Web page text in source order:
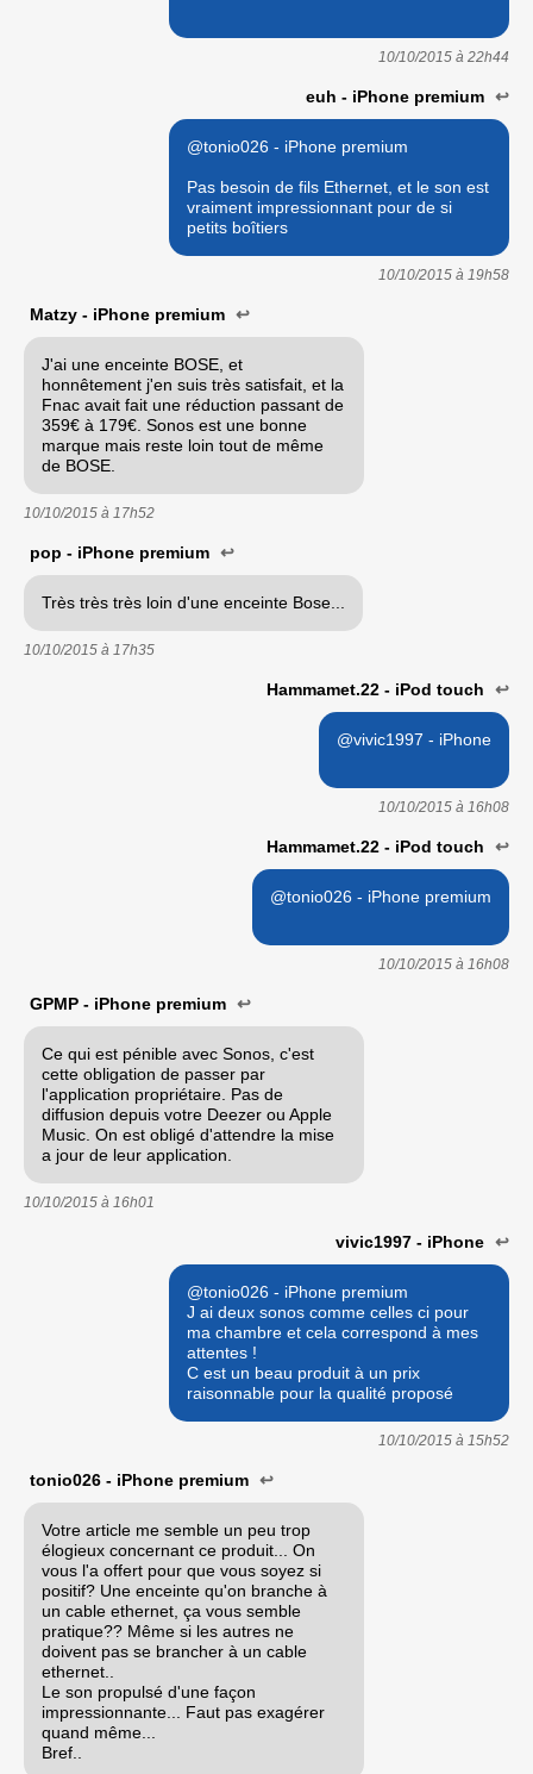
10/10/2015 à 22h44
euh - iPhone premium ↩
@tonio026 - iPhone premium
Pas besoin de fils Ethernet, et le son est
vraiment impressionnant pour de si
petits boîtiers
10/10/2015 à 19h58
Matzy - iPhone premium ↩
J'ai une enceinte BOSE, et
honnêtement j'en suis très satisfait, et la
Fnac avait fait une réduction passant de
359€ à 179€. Sonos est une bonne
marque mais reste loin tout de même
de BOSE.
10/10/2015 à 17h52
pop - iPhone premium ↩
Très très très loin d'une enceinte Bose...
10/10/2015 à 17h35
Hammamet.22 - iPod touch ↩
@vivic1997 - iPhone
10/10/2015 à 16h08
Hammamet.22 - iPod touch ↩
@tonio026 - iPhone premium
10/10/2015 à 16h08
GPMP - iPhone premium ↩
Ce qui est pénible avec Sonos, c'est
cette obligation de passer par
l'application propriétaire. Pas de
diffusion depuis votre Deezer ou Apple
Music. On est obligé d'attendre la mise
a jour de leur application.
10/10/2015 à 16h01
vivic1997 - iPhone ↩
@tonio026 - iPhone premium
J ai deux sonos comme celles ci pour
ma chambre et cela correspond à mes
attentes !
C est un beau produit à un prix
raisonnable pour la qualité proposé
10/10/2015 à 15h52
tonio026 - iPhone premium ↩
Votre article me semble un peu trop
élogieux concernant ce produit... On
vous l'a offert pour que vous soyez si
positif? Une enceinte qu'on branche à
un cable ethernet, ça vous semble
pratique?? Même si les autres ne
doivent pas se brancher à un cable
ethernet..
Le son propulsé d'une façon
impressionnante... Faut pas exagérer
quand même...
Bref..